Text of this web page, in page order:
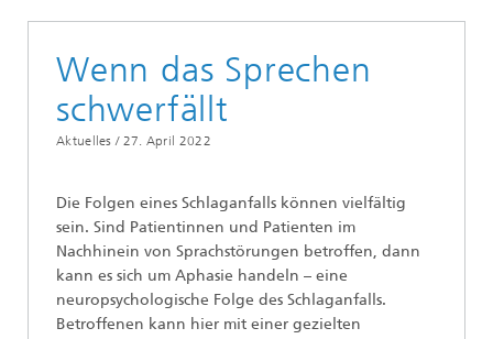
Wenn das Sprechen
schwerfällt
Aktuelles / 27. April 2022
Die Folgen eines Schlaganfalls können vielfältig
sein. Sind Patientinnen und Patienten im
Nachhinein von Sprachstörungen betroffen, dann
kann es sich um Aphasie handeln – eine
neuropsychologische Folge des Schlaganfalls.
Betroffenen kann hier mit einer gezielten